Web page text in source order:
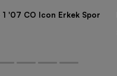
'07 CO Icon Erkek Spor